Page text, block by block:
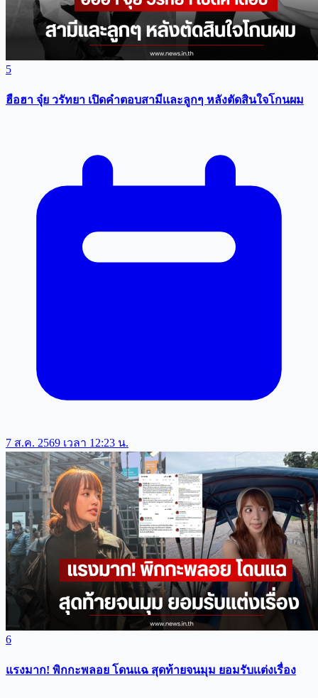
5
ฮือฮา จุ๋ย วรัทยา เปิดคำตอบสามีเเละลูกๆ หลังตัดสินใจโกนผม
7 ส.ค. 2569 เวลา 12:23 น.
6
แรงมาก! พิกกะพลอย โดนแฉ สุดท้ายจนมุม ยอมรับเเต่งเรื่อง